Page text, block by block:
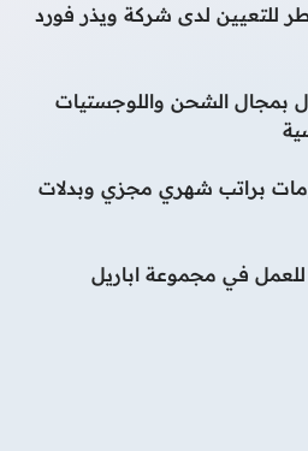
للتعيين لدى شركة ويذر فورد
الشحن واللوجستيات
براتب شهري مجزي وبدلات
في مجموعة اباريل